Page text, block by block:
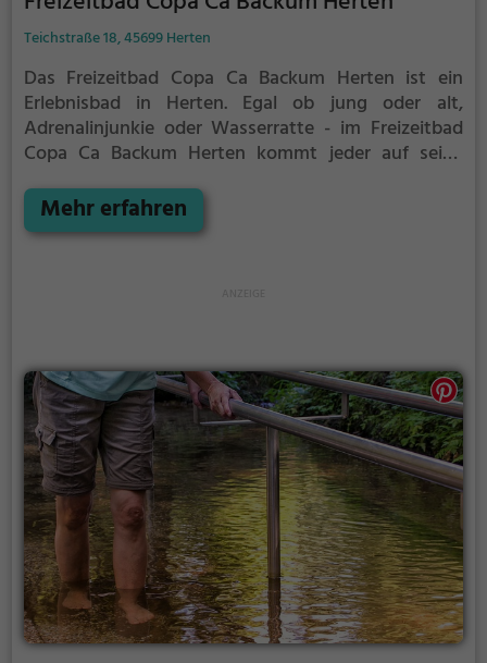
Teichstraße 18, 45699 Herten
Das Freizeitbad Copa Ca Backum Herten ist ein
Erlebnisbad in Herten. Egal ob jung oder alt,
Adrenalinjunkie oder Wasserratte - im Freizeitbad
Copa Ca Backum Herten kommt jeder auf seine
Kindergeburtstag oder einfach mit Freunden ist das
Freizeitbad Copa Ca Backum Herten genau die
Mehr erfahren